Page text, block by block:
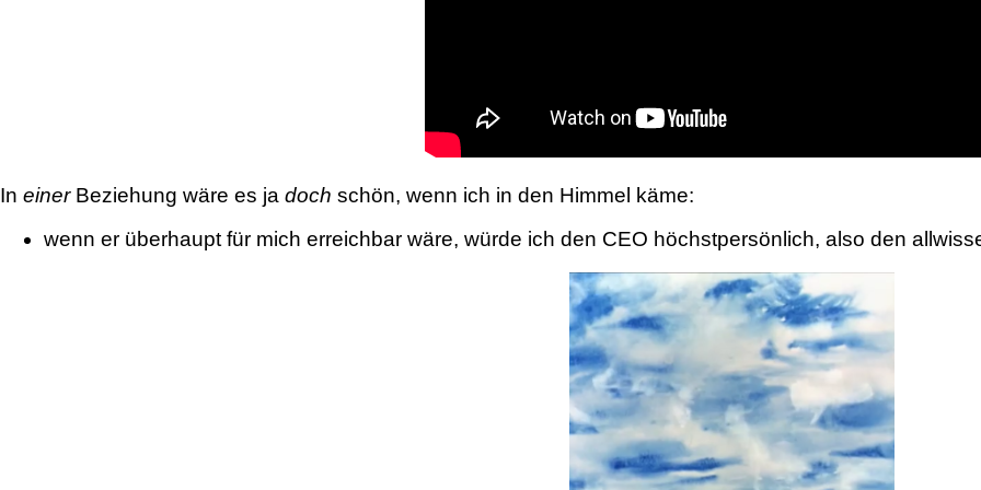
In einerBeziehung wäre es ja doch schön, wenn ich in den Himmel käme:
wenn er überhaupt für mich erreichbar wäre, würde ich den CEO höchstpersönlich, also den